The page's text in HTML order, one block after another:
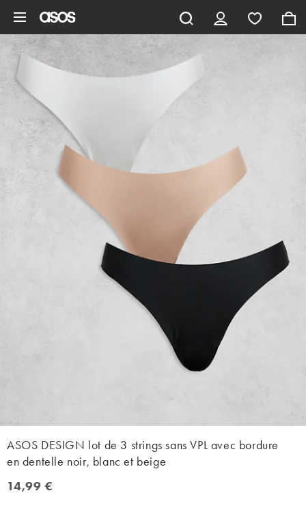
ASOS DESIGN lot de 3 strings sans VPL avec bordure
en dentelle noir, blanc et beige
14,99 €
14,99 €